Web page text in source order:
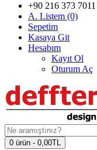
+90 216 373 7011
A. Listem (0)
Sepetim
Kasaya Git
Hesabım
Kayıt Ol
Oturum Aç
0 ürün - 0,00TL